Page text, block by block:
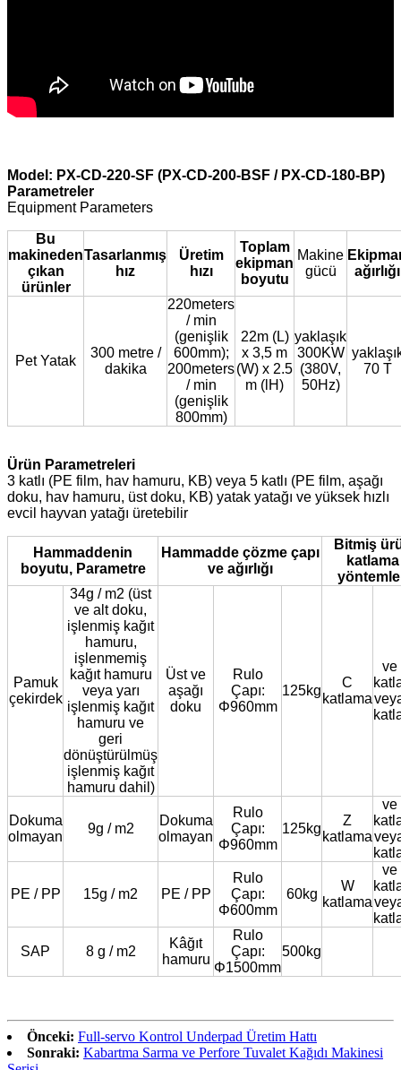
Model: PX-CD-220-SF (PX-CD-200-BSF / PX-CD-180-BP)
Parametreler
Equipment Parameters
Bu
makineden
çıkan
ürünler
Tasarlanmış
hız
Üretim
hızı
Toplam
ekipman
boyutu
Makine
gücü
ağırlığı
Pet Yatak
300 metre /
dakika
220meters
/ min
(genişlik
600mm);
200meters
/ min
(genişlik
800mm)
22m (L)
x 3,5 m
(W) x 2.5
m (lH)
yaklaşık
300KW
(380V,
50Hz)
70 T
Ürün Parametreleri
3 katlı (PE film, hav hamuru, KB) veya 5 katlı (PE film, aşağı
doku, hav hamuru, üst doku, KB) yatak yatağı ve yüksek hızlı
evcil hayvan yatağı üretebilir
Hammaddenin
boyutu, Parametre
Hammadde çözme çapı
ve ağırlığı
Bitmiş
katlama
Pamuk
çekirdek
34g / m2 (üst
ve alt doku,
işlenmiş kağıt
hamuru,
işlenmemiş
kağıt hamuru
veya yarı
işlenmiş kağıt
hamuru ve
geri
dönüştürülmüş
işlenmiş kağıt
hamuru dahil)
Üst ve
aşağı
doku
Rulo
Çapı:
Φ960mm
125kg
C
katlama
ve
Dokuma
olmayan
9g / m2
Dokuma
olmayan
Rulo
Çapı:
Φ960mm
125kg
Z
katlama
ve
PE / PP 15g / m2 PE / PP
Rulo
Çapı:
Φ600mm
60kg
W
katlama
ve
SAP 8 g / m2
Kâğıt
hamuru
Rulo
Çapı:
Φ1500mm
500kg
Önceki: Full-servo Kontrol Underpad Üretim Hattı
Sonraki: Kabartma Sarma ve Perfore Tuvalet Kağıdı Makinesi